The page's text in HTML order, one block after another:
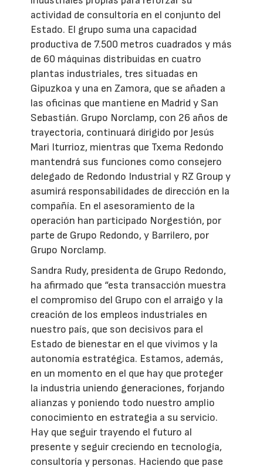
actividad de consultoría en el conjunto del
Estado. El grupo suma una capacidad
productiva de 7.500 metros cuadrados y más
de 60 máquinas distribuidas en cuatro
plantas industriales, tres situadas en
Gipuzkoa y una en Zamora, que se añaden a
las oficinas que mantiene en Madrid y San
Sebastián. Grupo Norclamp, con 26 años de
trayectoria, continuará dirigido por Jesús
Mari Iturrioz, mientras que Txema Redondo
mantendrá sus funciones como consejero
delegado de Redondo Industrial y RZ Group y
asumirá responsabilidades de dirección en la
compañía. En el asesoramiento de la
operación han participado Norgestión, por
parte de Grupo Redondo, y Barrilero, por
Grupo Norclamp.
Sandra Rudy, presidenta de Grupo Redondo,
ha afirmado que “esta transacción muestra
el compromiso del Grupo con el arraigo y la
creación de los empleos industriales en
nuestro país, que son decisivos para el
Estado de bienestar en el que vivimos y la
autonomía estratégica. Estamos, además,
en un momento en el que hay que proteger
la industria uniendo generaciones, forjando
alianzas y poniendo todo nuestro amplio
conocimiento en estrategia a su servicio.
Hay que seguir trayendo el futuro al
presente y seguir creciendo en tecnología,
consultoría y personas. Haciendo que pase